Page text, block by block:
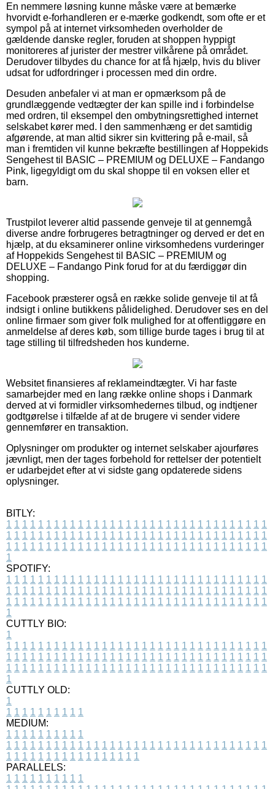
En nemmere løsning kunne måske være at bemærke
hvorvidt e-forhandleren er e-mærke godkendt, som ofte er et
sympol på at internet virksomheden overholder de
gældende danske regler, foruden at shoppen hyppigt
monitoreres af jurister der mestrer vilkårene på området.
Derudover tilbydes du chance for at få hjælp, hvis du bliver
udsat for udfordringer i processen med din ordre.
Desuden anbefaler vi at man er opmærksom på de
grundlæggende vedtægter der kan spille ind i forbindelse
med ordren, til eksempel den ombytningsrettighed internet
selskabet kører med. I den sammenhæng er det samtidig
afgørende, at man altid sikrer sin kvittering på e-mail, så
man i fremtiden vil kunne bekræfte bestillingen af Hoppekids
Sengehest til BASIC – PREMIUM og DELUXE – Fandango
Pink, ligegyldigt om du skal shoppe til en voksen eller et
barn.
Trustpilot leverer altid passende genveje til at gennemgå
diverse andre forbrugeres betragtninger og derved er det en
hjælp, at du eksaminerer online virksomhedens vurderinger
af Hoppekids Sengehest til BASIC – PREMIUM og
DELUXE – Fandango Pink forud for at du færdiggør din
shopping.
Facebook præsterer også en række solide genveje til at få
indsigt i online butikkens pålidelighed. Derudover ses en del
online firmaer som giver folk mulighed for at offentliggøre en
anmeldelse af deres køb, som tillige burde tages i brug til at
tage stilling til tilfredsheden hos kunderne.
Websitet finansieres af reklameindtægter. Vi har faste
samarbejder med en lang række online shops i Danmark
derved at vi formidler virksomhedernes tilbud, og indtjener
godtgørelse i tilfælde af at de brugere vi sender videre
gennemfører en transaktion.
Oplysninger om produkter og internet selskaber ajourføres
jævnligt, men der tages forbehold for rettelser der potentielt
er udarbejdet efter at vi sidste gang opdaterede sidens
oplysninger.
BITLY:
1 1 1 1 1 1 1 1 1 1 1 1 1 1 1 1 1 1 1 1 1 1 1 1 1 1 1 1 1 1 1 1 1
1 1 1 1 1 1 1 1 1 1 1 1 1 1 1 1 1 1 1 1 1 1 1 1 1 1 1 1 1 1 1 1 1
1 1 1 1 1 1 1 1 1 1 1 1 1 1 1 1 1 1 1 1 1 1 1 1 1 1 1 1 1 1 1 1 1
1
SPOTIFY:
1 1 1 1 1 1 1 1 1 1 1 1 1 1 1 1 1 1 1 1 1 1 1 1 1 1 1 1 1 1 1 1 1
1 1 1 1 1 1 1 1 1 1 1 1 1 1 1 1 1 1 1 1 1 1 1 1 1 1 1 1 1 1 1 1 1
1 1 1 1 1 1 1 1 1 1 1 1 1 1 1 1 1 1 1 1 1 1 1 1 1 1 1 1 1 1 1 1 1
1
CUTTLY BIO:
1
1 1 1 1 1 1 1 1 1 1 1 1 1 1 1 1 1 1 1 1 1 1 1 1 1 1 1 1 1 1 1 1 1
1 1 1 1 1 1 1 1 1 1 1 1 1 1 1 1 1 1 1 1 1 1 1 1 1 1 1 1 1 1 1 1 1
1 1 1 1 1 1 1 1 1 1 1 1 1 1 1 1 1 1 1 1 1 1 1 1 1 1 1 1 1 1 1 1 1
1
CUTTLY OLD:
1
1 1 1 1 1 1 1 1 1 1
MEDIUM:
1 1 1 1 1 1 1 1 1 1
1 1 1 1 1 1 1 1 1 1 1 1 1 1 1 1 1 1 1 1 1 1 1 1 1 1 1 1 1 1 1 1 1
1 1 1 1 1 1 1 1 1 1 1 1 1 1 1 1 1
PARALLELS:
1 1 1 1 1 1 1 1 1 1